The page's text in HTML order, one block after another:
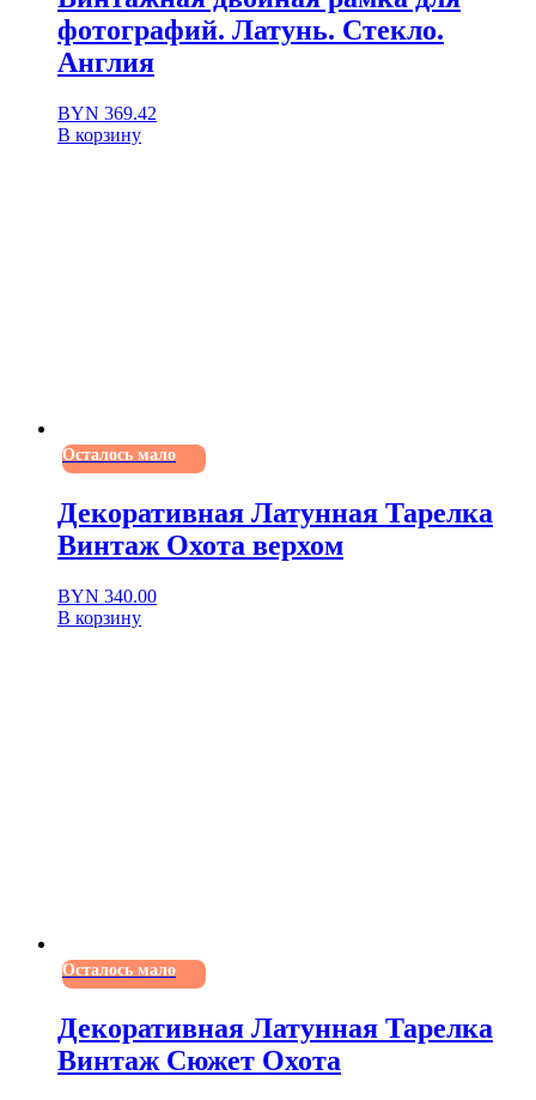
фотографий. Латунь. Стекло.
Англия
BYN 369.42
В корзину
Осталось мало
Декоративная Латунная Тарелка
Винтаж Охота верхом
BYN 340.00
В корзину
Осталось мало
Декоративная Латунная Тарелка
Винтаж Сюжет Охота